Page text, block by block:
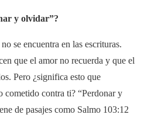
y olvidar”?
se encuentra en las escrituras.
que el amor no recuerda y que el
Pero ¿significa esto que
cometido contra ti? “Perdonar y
de pasajes como Salmo 103:12